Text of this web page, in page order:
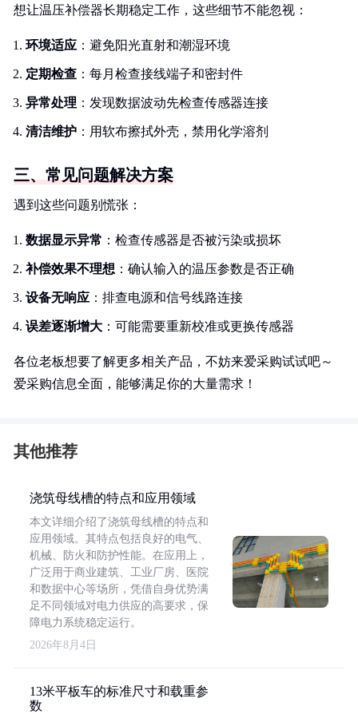
想让温压补偿器长期稳定工作，这些细节不能忽视：
环境适应 ：避免阳光直射和潮湿环境
定期检查 ：每月检查接线端子和密封件
异常处理 ：发现数据波动先检查传感器连接
清洁维护 ：用软布擦拭外壳，禁用化学溶剂
三、常见问题解决方案
遇到这些问题别慌张：
数据显示异常 ：检查传感器是否被污染或损坏
补偿效果不理想 ：确认输入的温压参数是否正确
设备无响应 ：排查电源和信号线路连接
误差逐渐增大 ：可能需要重新校准或更换传感器
各位老板想要了解更多相关产品，不妨来爱采购试试吧～
爱采购信息全面，能够满足你的大量需求！
其他推荐
浇筑母线槽的特点和应用领域
本文详细介绍了浇筑母线槽的特点和
应用领域。其特点包括良好的电气、
机械、防火和防护性能。在应用上，
广泛用于商业建筑、工业厂房、医院
和数据中心等场所，凭借自身优势满
足不同领域对电力供应的高要求，保
障电力系统稳定运行。
2026年8月4日
13米平板车的标准尺寸和载重参
数